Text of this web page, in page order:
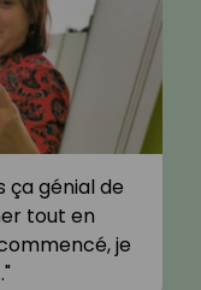
ça génial de
tout en
je